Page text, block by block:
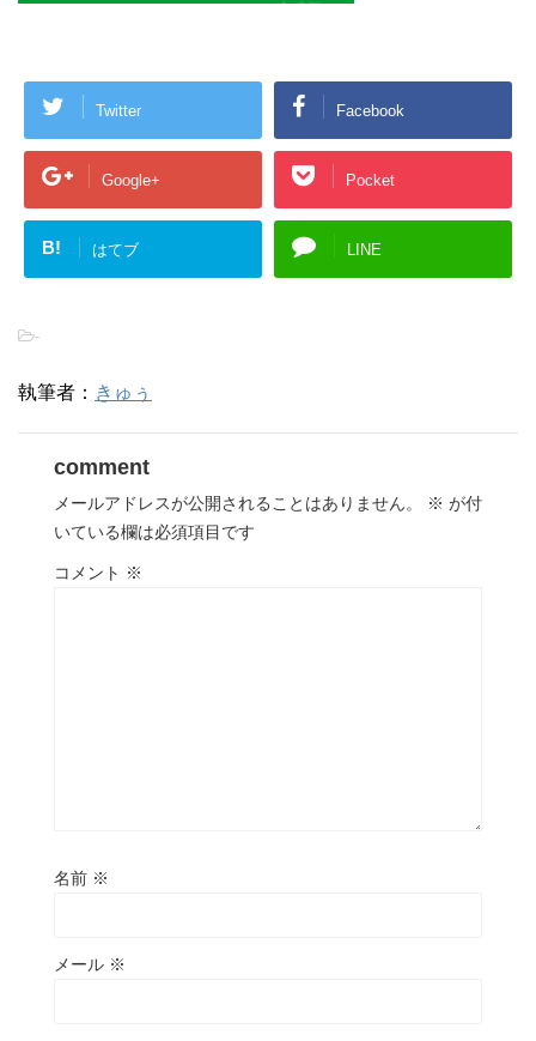
Twitter Facebook
Google+ Pocket
B! はてブ LINE
-
執筆者： きゅぅ
comment
メールアドレスが公開されることはありません。 ※ が付
いている欄は必須項目です
コメント ※
名前 ※
メール ※